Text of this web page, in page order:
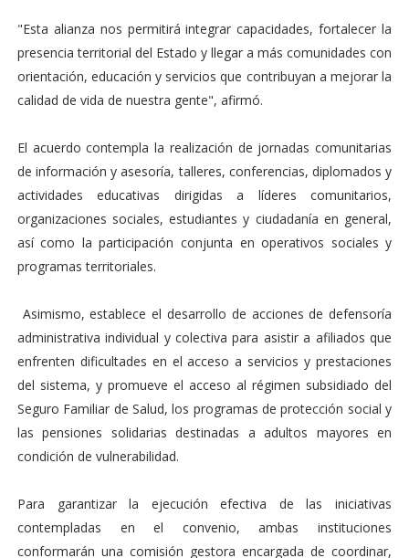
"Esta alianza nos permitirá integrar capacidades, fortalecer la
presencia territorial del Estado y llegar a más comunidades con
orientación, educación y servicios que contribuyan a mejorar la
calidad de vida de nuestra gente", afirmó.
El acuerdo contempla la realización de jornadas comunitarias
de información y asesoría, talleres, conferencias, diplomados y
actividades educativas dirigidas a líderes comunitarios,
organizaciones sociales, estudiantes y ciudadanía en general,
así como la participación conjunta en operativos sociales y
programas territoriales.
Asimismo, establece el desarrollo de acciones de defensoría
administrativa individual y colectiva para asistir a afiliados que
enfrenten dificultades en el acceso a servicios y prestaciones
del sistema, y promueve el acceso al régimen subsidiado del
Seguro Familiar de Salud, los programas de protección social y
las pensiones solidarias destinadas a adultos mayores en
condición de vulnerabilidad.
Para garantizar la ejecución efectiva de las iniciativas
contempladas en el convenio, ambas instituciones
conformarán una comisión gestora encargada de coordinar,